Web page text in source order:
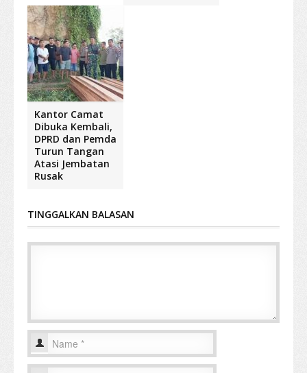
Kantor Camat
Dibuka Kembali,
DPRD dan Pemda
Turun Tangan
Atasi Jembatan
Rusak
TINGGALKAN BALASAN